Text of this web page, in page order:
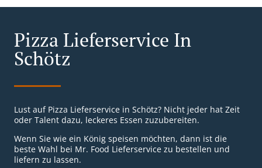
Pizza Lieferservice In
Schötz
Lust auf Pizza Lieferservice in Schötz? Nicht jeder hat Zeit
oder Talent dazu, leckeres Essen zuzubereiten.
Wenn Sie wie ein König speisen möchten, dann ist die
beste Wahl bei Mr. Food Lieferservice zu bestellen und
liefern zu lassen.